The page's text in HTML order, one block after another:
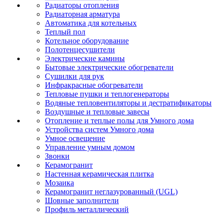
Радиаторы отопления
Радиаторная арматура
Автоматика для котельных
Теплый пол
Котельное оборудование
Полотенцесушители
Электрические камины
Бытовые электрические обогреватели
Сушилки для рук
Инфракрасные обогреватели
Тепловые пушки и теплогенераторы
Водяные тепловентиляторы и дестратификаторы
Воздушные и тепловые завесы
Отопление и теплые полы для Умного дома
Устройства систем Умного дома
Умное освещение
Управление умным домом
Звонки
Керамогранит
Настенная керамическая плитка
Мозаика
Керамогранит неглазурованный (UGL)
Шовные заполнители
Профиль металлический